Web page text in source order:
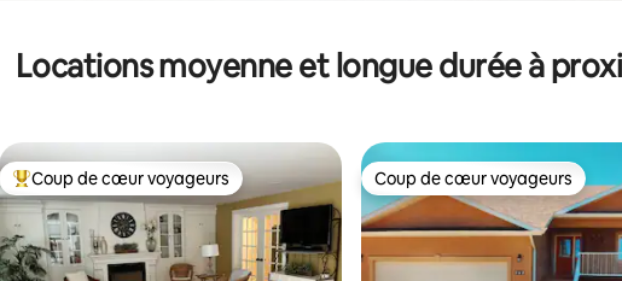
Locations moyenne et longue durée à
Coups de cœur voyageurs les plus appréciés
Coup de cœur voyageurs Coup de cœur voyageurs
Coup de cœur voyageurs